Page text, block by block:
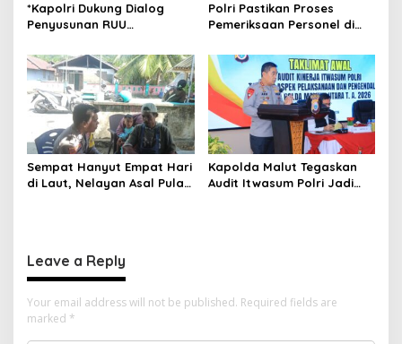
*Kapolri Dukung Dialog
Penyusunan RUU
Jembatan Aspirasi Buruh*
Polri Pastikan Proses
Pemeriksaan Personel di
Profesional dan
Transparan
Sempat Hanyut Empat Hari
di Laut, Nelayan Asal Pulau
Kapolda Malut Tegaskan
Audit Itwasum Polri Jadi
Leave a Reply
Your email address will not be published. Required fields are
marked *